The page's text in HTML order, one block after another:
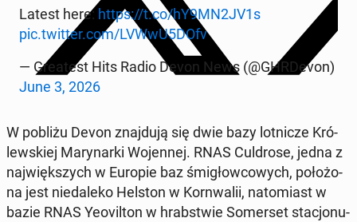
Latest here: https://t.co/hY9MN2JV1s
pic.twitter.com/LVWwU5DOfv
— Gre­atest Hits Radio Devon News (@GHR­De­von)
June 3, 2026
W pobliżu Devon znaj­du­ją się dwie bazy lot­ni­cze Kró­
lew­skiej Ma­ry­nar­ki Wo­jen­nej. RNAS Cul­dro­se, jedna z
naj­więk­szych w Europie baz śmi­głow­co­wych, po­ło­żo­
na jest nie­da­le­ko Helston w Korn­wa­lii, na­to­miast w
bazie RNAS Yeovil­ton w hrab­stwie So­mer­set sta­cjo­nu­